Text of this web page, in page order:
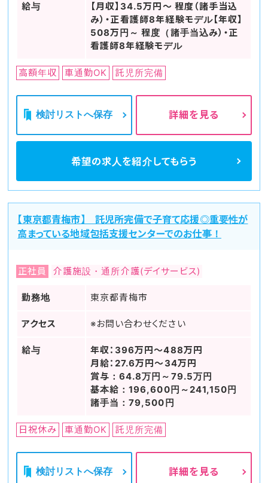
給与
【月収】34.5万円～ 程度（諸手当込
み）・正看護師8年経験モデル【年収】
508万円～ 程度（諸手当込み）・正
看護師8年経験モデル
高額年収 車通勤OK 託児所完備
検討リストへ保存 詳細を見る
希望の求人を紹介してもらう
【東京都青梅市】 託児所完備で子育て応援◎重要性が
高まっている地域包括支援センターでのお仕事！
正社員 介護施設・通所介護(デイサービス)
勤務地 東京都青梅市
アクセス ※お問い合わせください
給与
年収：396万円～488万円
月給：27.6万円～34万円
賞与：64.8万円～79.5万円
基本給：196,600円～241,150円
諸手当：79,500円
日祝休み 車通勤OK 託児所完備
検討リストへ保存 詳細を見る